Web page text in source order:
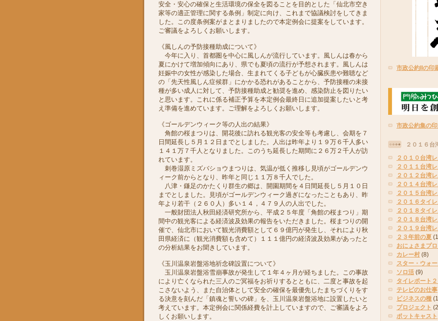
安全・安心の確保と生活環境の保全を図ることを目的とした「仙北市空き
家等の適正管理に関する条例」制定に向け、これまで協議検討をしてきま
した。この度条例案がまとまりましたので本定例会に提案をしています。
ご審議をよろしくお願いします。
《風しんの予防接種助成について》
今年に入り、首都圏を中心に風しんが流行しています。風しんは春から
夏にかけて増加傾向にあり、県でも夏頃の流行が予想されます。風しんは
妊娠中の女性が感染した場合、生まれてくる子どもが心臓疾患や難聴など
の「先天性風しん症候群」にかかる恐れがあることから、予防接種の未接
種が多い成人に対して、予防接種助成と勧奨を進め、感染防止を図りたい
と思います。これに係る補正予算を本定例会最終日に追加提案したいと考
え準備を進めています。ご理解をよろしくお願いします。
《ゴールデンウィーク等の人出の結果》
角館の桜まつりは、開花後に訪れる観光客の安全等も考慮し、会期を７
日間延長し５月１２日までとしました。人出は昨年より１９万６千人多い
１４１万７千人となりました。このうち延長した期間に２６万２千人が訪
れています。
刺巻湿原ミズバショウまつりは、気温が低く推移し見頃がゴールデンウ
ィーク前からとなり、昨年と同じ１１万８千人でした。
八津・鎌足のかたくり群生の郷は、開園期間を４日間延長し５月１０日
までとしました。見頃がゴールデンウィーク過ぎになったこともあり、昨
年より若干（２６０人）多い１４，４７９人の人出でした。
一般財団法人秋田経済研究所から、平成２５年度「角館の桜まつり」期
間中の観光客による経済波及効果の報告をいただきました。桜まつりの開
催で、仙北市において観光消費額として６９億円が発生し、それにより秋
田県経済に（観光消費額も含めて）１１１億円の経済波及効果があったと
の分析結果をお聞きしています。
《玉川温泉岩盤浴地祈念碑設置について》
玉川温泉岩盤浴雪崩事故が発生して１年４ヶ月が経ちました。この事故
により亡くなられた三人のご冥福をお祈りするとともに、二度と事故を起
こさないよう、また自治体として安全の確保を最優先したまちづくりをす
る決意を刻んだ「鎮魂と誓いの碑」を、玉川温泉岩盤浴地に設置したいと
考えています。本定例会に関係経費を計上していますので、ご審議をよろ
しくお願いします。
市政公約IIの印
市政公約集の
２０１６台
２０１０台湾
２０１１台湾
２０１２台湾
２０１４台湾
２０１５台湾
２０１６タイ
２０１８タイ
２０１８台湾
２０１９台湾
２３年前の夏
おにょさまプ
カレー村 (8)
スター・ウォ
ソロ活 (9)
タイレポート
テレビのお仕事
ビジネスの種
プロジェクト
ポットキャスト